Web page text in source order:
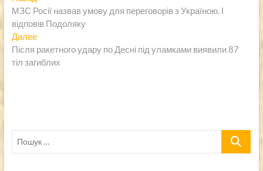
по
записям
запись:
МЗС Росії назвав умову для переговорів з Україною. І
відповів Подоляку
ДалееСледующая
запись:
Після ракетного удару по Десні під уламками виявили 87
тіл загиблих
Пошук